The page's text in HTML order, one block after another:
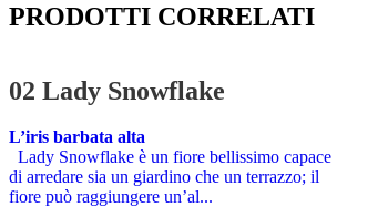
PRODOTTI CORRELATI
02 Lady Snowflake
L’iris barbata alta
Lady Snowflake è un fiore bellissimo capace
di arredare sia un giardino che un terrazzo; il
fiore può raggiungere un’al...